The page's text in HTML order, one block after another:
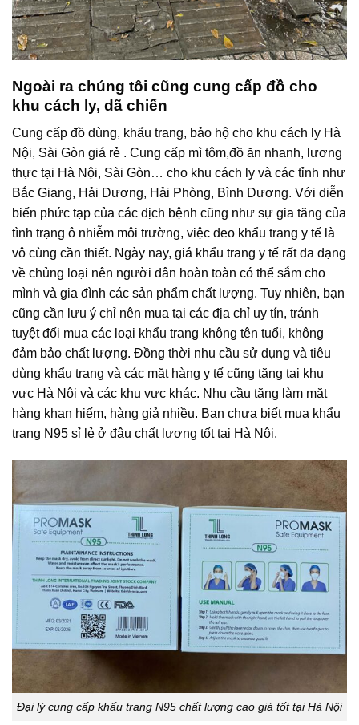
Ngoài ra chúng tôi cũng cung cấp đồ cho
khu cách ly, dã chiến
Cung cấp đồ dùng, khẩu trang, bảo hộ cho khu cách ly Hà
Nội, Sài Gòn giá rẻ . Cung cấp mì tôm,đồ ăn nhanh, lương
thực tại Hà Nội, Sài Gòn… cho khu cách ly và các tỉnh như
Bắc Giang, Hải Dương, Hải Phòng, Bình Dương. Với diễn
biến phức tạp của các dịch bệnh cũng như sự gia tăng của
tình trạng ô nhiễm môi trường, việc đeo khẩu trang y tế là
vô cùng cần thiết. Ngày nay, giá khẩu trang y tế rất đa dạng
về chủng loại nên người dân hoàn toàn có thể sắm cho
mình và gia đình các sản phẩm chất lượng. Tuy nhiên, bạn
cũng cần lưu ý chỉ nên mua tại các địa chỉ uy tín, tránh
tuyệt đối mua các loại khẩu trang không tên tuổi, không
đảm bảo chất lượng. Đồng thời nhu cầu sử dụng và tiêu
dùng khẩu trang và các mặt hàng y tế cũng tăng tại khu
vực Hà Nội và các khu vực khác. Nhu cầu tăng làm mặt
hàng khan hiếm, hàng giả nhiều. Bạn chưa biết mua khẩu
trang N95 sỉ lẻ ở đâu chất lượng tốt tại Hà Nội.
Đại lý cung cấp khẩu trang N95 chất lượng cao giá tốt tại Hà Nội